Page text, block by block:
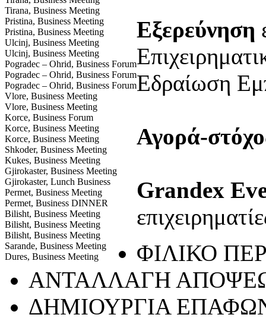
Tirana, Business Meeting
Pristina, Business Meeting
Pristina, Business Meeting
Ulcinj, Business Meeting
Ulcinj, Business Meeting
Pogradec – Ohrid, Business Forum
Pogradec – Ohrid, Business Forum
Pogradec – Ohrid, Business Forum
Vlore, Business Meeting
Vlore, Business Meeting
Korce, Business Forum
Korce, Business Meeting
Korce, Business Meeting
Shkoder, Business Meeting
Kukes, Business Meeting
Gjirokaster, Business Meeting
Gjirokaster, Lunch Business
Permet, Business Meeting
Permet, Business DINNER
Bilisht, Business Meeting
Bilisht, Business Meeting
Bilisht, Business Meeting
Sarande, Business Meeting
Dures, Business Meeting
Εξερεύνηση
Εδραίωση
Αγορά-
Grandex
ΦΙΛΙΚΟ
ΑΝΤΑΛΛΑΓΗ
ΔΗΜΙΟΥΡΓΙΑ